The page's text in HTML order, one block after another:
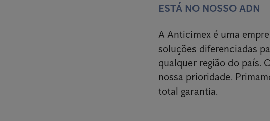
ESTÁ NO NOSSO ADN
A Anticimex é uma
soluções diferenciadas
qualquer região do país.
nossa prioridade.
total garantia.